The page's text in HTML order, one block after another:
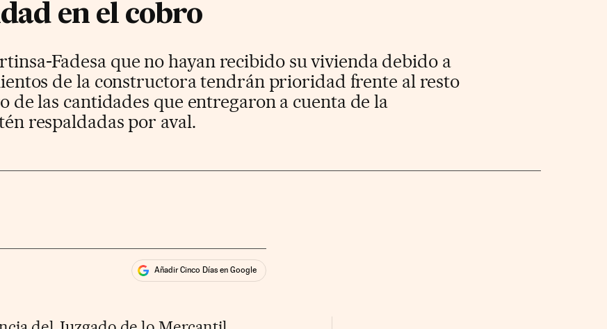
en el cobro
Fadesa que no hayan recibido su vivienda debido a
de la constructora tendrán prioridad frente al resto
de las cantidades que entregaron a cuenta de la
respaldadas por aval.
Añadir Cinco Días en Google